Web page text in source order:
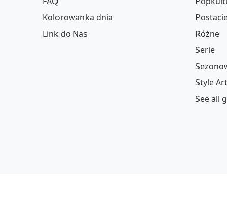
Kolorowanka dnia
Link do Nas
Różne
Serie
Style
See all